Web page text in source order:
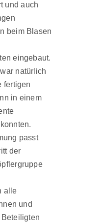
und auch
beim Blasen
eingebaut.
natürlich
fertigen
in einem
passt
der
alle
und